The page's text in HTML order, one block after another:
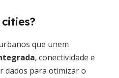
que unem
, conectividade e
dados para otimizar o